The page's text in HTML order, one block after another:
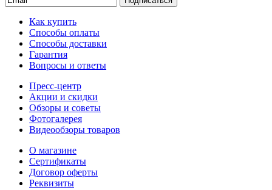
Как купить
Способы оплаты
Способы доставки
Гарантия
Вопросы и ответы
Пресс-центр
Акции и скидки
Обзоры и советы
Фотогалерея
Видеообзоры товаров
О магазине
Сертификаты
Договор оферты
Реквизиты